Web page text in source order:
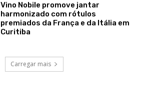
Vino Nobile promove jantar
harmonizado com rótulos
premiados da França e da Itália em
Curitiba
Carregar mais